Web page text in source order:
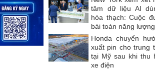
tâm dữ liệu AI
hóa thạch: Cuộc
bài toán năng lượng
Honda chuyển
xuất pin cho trung
tại Mỹ sau khi thu
xe điện